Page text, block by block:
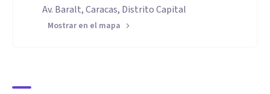
Av. Baralt, Caracas, Distrito Capital
Mostrar en el mapa